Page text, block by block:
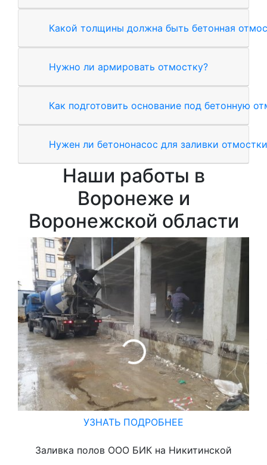
Какой толщины должна быть бетонная
Нужно ли армировать отмостку?
Как подготовить основание под бетонную
Нужен ли бетононасос для заливки
Наши работы в
Воронеже и
Воронежской области
УЗНАТЬ ПОДРОБНЕЕ
Заливка полов ООО БИК на Никитинской